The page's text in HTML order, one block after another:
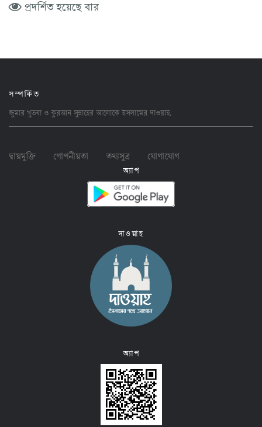
প্রদর্শিত হয়েছে বার
সম্পর্কিত
জুমার খুতবা ও কুরআন সুন্নাহের আলোকে ইসলামের দাওয়াহ.
দ্বায়মুক্তি গোপনীয়তা তথ্যসুত্র যোগাযোগ
অ্যাপ
দাওয়াহ
অ্যাপ